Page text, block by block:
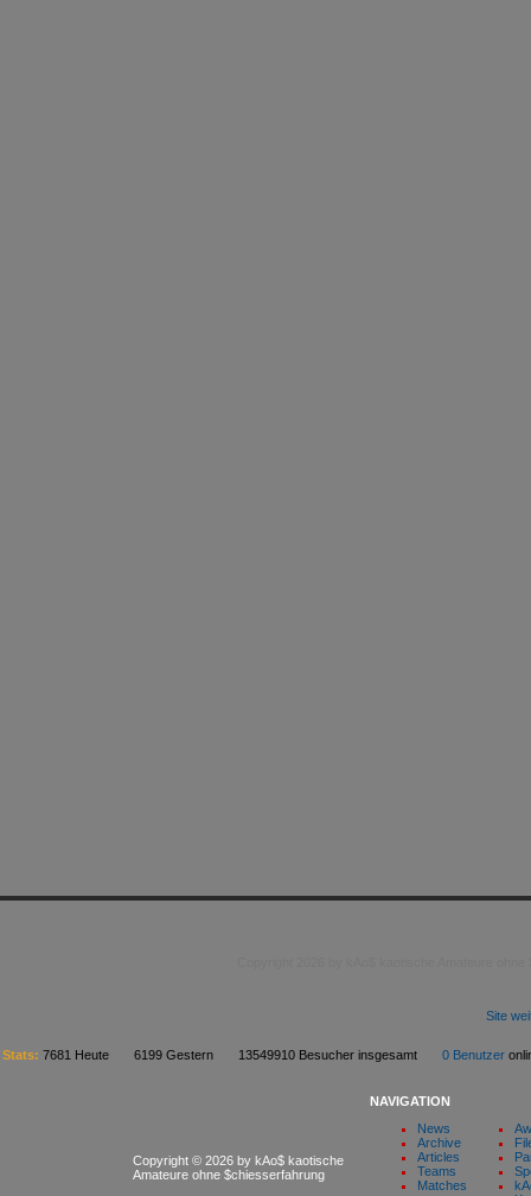
Site
Stats: 7681 Heute 6199 Gestern 13549910 Besucher insgesamt 0 Benutzer
Copyright © 2026 by kAo$ kaotische
Amateure ohne $chiesserfahrung
NAVIGATION
News
Archive
Articles
Teams
Matches